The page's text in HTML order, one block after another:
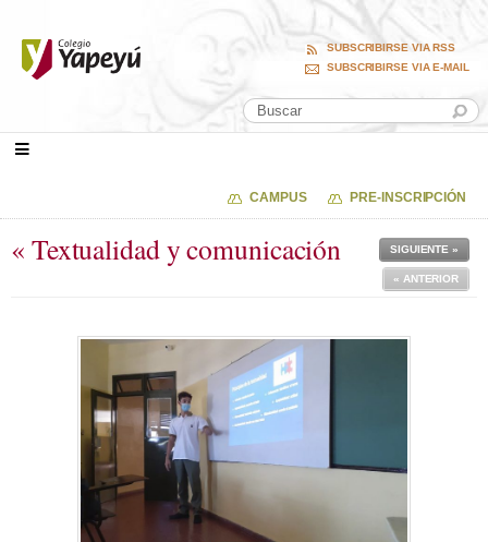
SUBSCRIBIRSE VIA RSS
SUBSCRIBIRSE VIA E-MAIL
CAMPUS PRE-INSCRIPCIÓN
« Textualidad y comunicación SIGUIENTE »
« ANTERIOR